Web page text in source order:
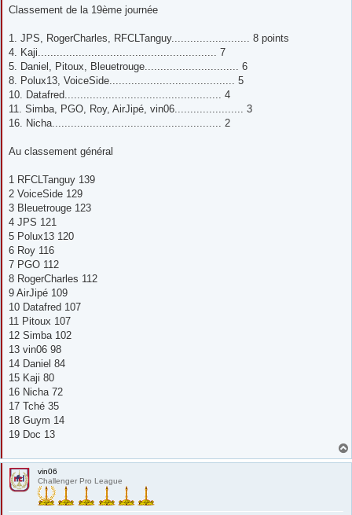
s
g
Classement de la 19ème journée
1. JPS, RogerCharles, RFCLTanguy......................... 8 points
4. Kaji......................................................... 7
5. Daniel, Pitoux, Bleuetrouge.............................. 6
8. Polux13, VoiceSide........................................ 5
10. Datafred.................................................. 4
11. Simba, PGO, Roy, AirJipé, vin06...................... 3
16. Nicha...................................................... 2
Au classement général
1 RFCLTanguy 139
2 VoiceSide 129
3 Bleuetrouge 123
4 JPS 121
5 Polux13 120
6 Roy 116
7 PGO 112
8 RogerCharles 112
9 AirJipé 109
10 Datafred 107
11 Pitoux 107
12 Simba 102
13 vin06 98
14 Daniel 84
15 Kaji 80
16 Nicha 72
17 Tché 35
18 Guym 14
19 Doc 13
vin06
Challenger Pro League